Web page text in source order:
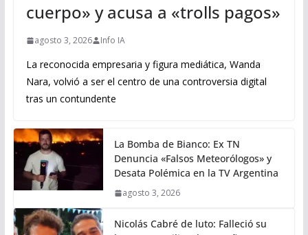
cuerpo» y acusa a «trolls pagos»
agosto 3, 2026 Info IA
La reconocida empresaria y figura mediática, Wanda
Nara, volvió a ser el centro de una controversia digital
tras un contundente
La Bomba de Bianco: Ex TN
Denuncia «Falsos Meteorólogos» y
Desata Polémica en la TV Argentina
agosto 3, 2026
Nicolás Cabré de luto: Falleció su